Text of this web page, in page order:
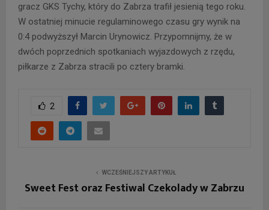
gracz GKS Tychy, który do Zabrza trafił jesienią tego roku.
W ostatniej minucie regulaminowego czasu gry wynik na
0:4 podwyższył Marcin Urynowicz. Przypomnijmy, że w
dwóch poprzednich spotkaniach wyjazdowych z rzędu,
piłkarze z Zabrza stracili po cztery bramki.
2
WCZEŚNIEJSZY ARTYKUŁ
Sweet Fest oraz Festiwal Czekolady w Zabrzu